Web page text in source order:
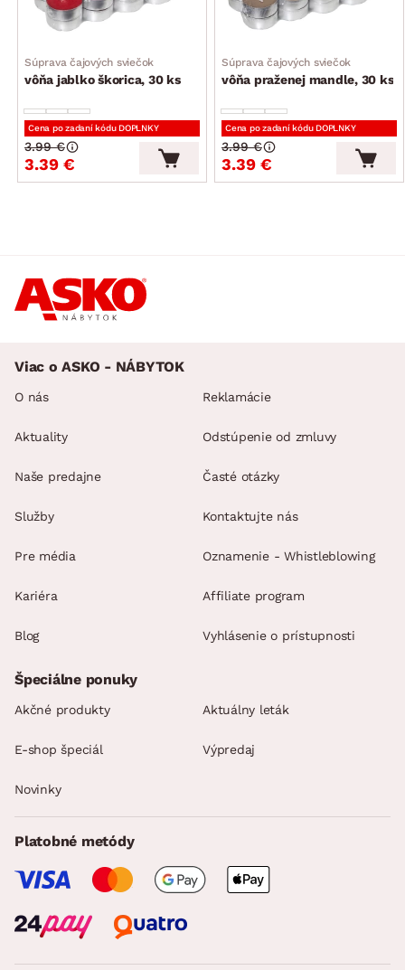
Súprava čajových sviečok
vôňa jablko škorica, 30 ks
Cena po zadaní kódu DOPLNKY
3.39 €
3.99 €
Súprava čajových sviečok
vôňa praženej mandle, 30 ks
Cena po zadaní kódu DOPLNKY
3.39 €
3.99 €
Viac o ASKO - NÁBYTOK
O nás
Aktuality
Naše predajne
Služby
Pre média
Kariéra
Blog
Reklamácie
Odstúpenie od zmluvy
Časté otázky
Kontaktujte nás
Oznamenie - Whistleblowing
Affiliate program
Vyhlásenie o prístupnosti
Špeciálne ponuky
Akčné produkty Aktuálny leták
E-shop špeciál Výpredaj
Novinky
Platobné metódy